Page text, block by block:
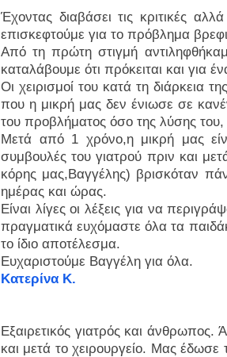
Έχοντας διαβάσει τις κριτικές
επισκεφτούμε για το πρόβλημα
Από τη πρώτη στιγμή
καταλάβουμε ότι πρόκειται και για
Οι χειρισμοί του κατά τη διάρκεια
που η μικρή μας δεν ένιωσε σε
του προβλήματος όσο της λύσης του,
Μετά από 1 χρόνο,η μικρή μας
συμβουλές του γιατρού πριν και
κόρης μας,Βαγγέλης) βρισκόταν
ημέρας και ώρας.
Είναι λίγες οι λέξεις για να
πραγματικά ευχόμαστε όλα τα
το ίδιο αποτέλεσμα.
Ευχαριστούμε Βαγγέλη για όλα.
Κατερίνα Κ.
Εξαιρετικός γιατρός και
και μετά το χειρουργείο. Μας έδωσε